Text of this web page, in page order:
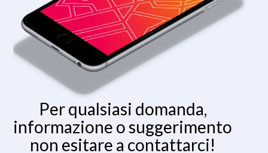
Per qualsiasi domanda,
informazione o suggerimento
non esitare a contattarci!